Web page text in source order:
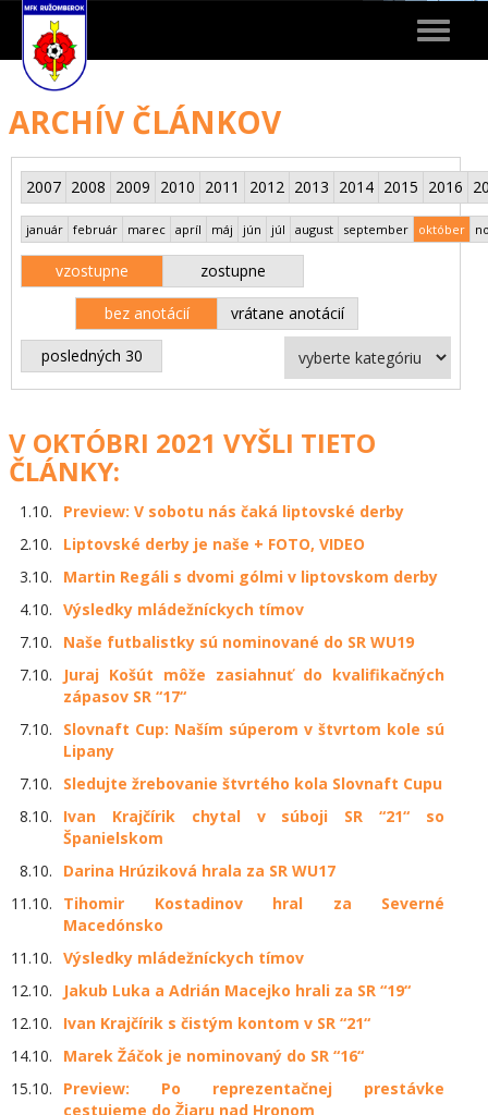
Toggle
ARCHÍV ČLÁNKOV
2007 2008 2009 2010 2011 2012 2013 2014 2015 2016
január február marec apríl máj jún júl august september október
vzostupne zostupne
bez anotácií vrátane anotácií
posledných 30
V OKTÓBRI 2021 VYŠLI TIETO
ČLÁNKY:
1.10.
Preview: V sobotu nás čaká liptovské derby
2.10.
Liptovské derby je naše + FOTO, VIDEO
3.10.
Martin Regáli s dvomi gólmi v liptovskom derby
4.10. Výsledky mládežníckych tímov
7.10.
Naše futbalistky sú nominované do SR WU19
7.10.
Juraj Košút môže zasiahnuť do kvalifikačných
zápasov SR “17“
7.10.
Slovnaft Cup: Naším súperom v štvrtom kole sú
Lipany
7.10.
Sledujte žrebovanie štvrtého kola Slovnaft Cupu
8.10.
Ivan Krajčírik chytal v súboji SR “21“ so
Španielskom
8.10.
Darina Hrúziková hrala za SR WU17
11.10.
Tihomir Kostadinov hral za Severné
Macedónsko
11.10. Výsledky mládežníckych tímov
12.10.
Jakub Luka a Adrián Macejko hrali za SR “19“
12.10.
Ivan Krajčírik s čistým kontom v SR “21“
14.10.
Marek Žáčok je nominovaný do SR “16“
15.10.
Preview: Po reprezentačnej prestávke
cestujeme do Žiaru nad Hronom